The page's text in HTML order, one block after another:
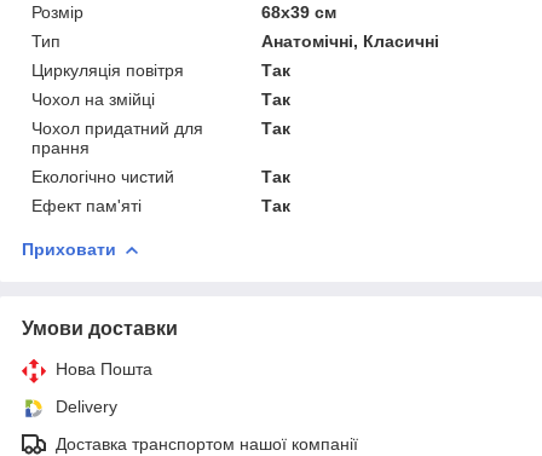
Розмір
68х39 см
Тип
Анатомічні, Класичні
Циркуляція повітря
Так
Чохол на змійці
Так
Чохол придатний для
прання
Так
Екологічно чистий
Так
Ефект пам'яті
Так
Приховати
Умови доставки
Нова Пошта
Delivery
Доставка транспортом нашої компанії